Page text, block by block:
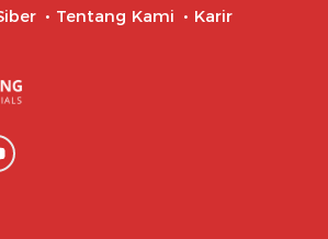
Tentang Kami Karir